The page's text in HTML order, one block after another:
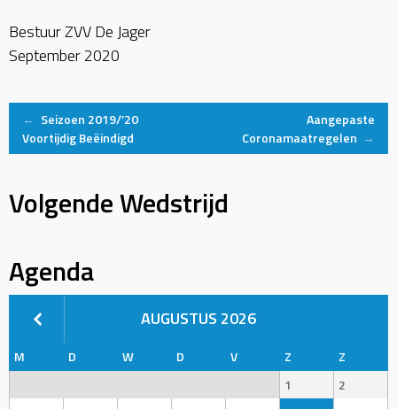
Bestuur ZVV De Jager
September 2020
Post
← Seizoen 2019/’20
Voortijdig Beëindigd
Aangepaste
Coronamaatregelen →
Volgende Wedstrijd
Agenda
AUGUSTUS 2026
M D W D V Z
Z
1
2